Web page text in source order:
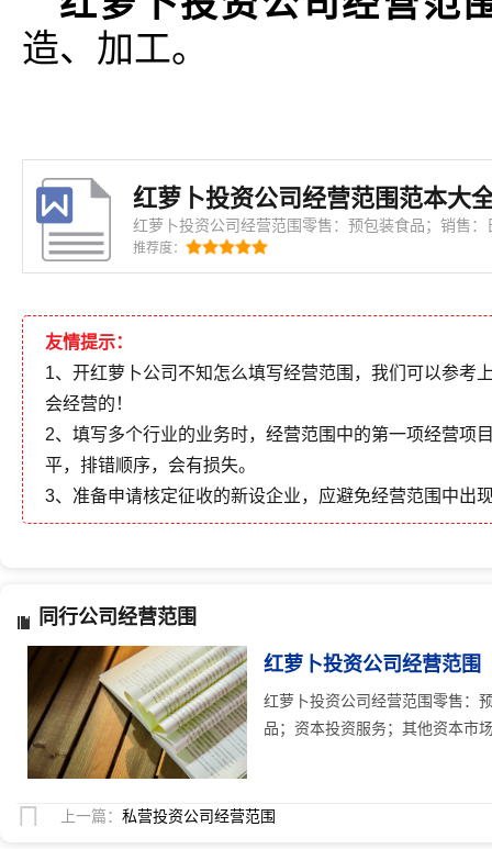
造、加工。
红萝卜投资公司经营范围范本大
红萝卜投资公司经营范围零售：预包装食品；销售
金交电、电子产品；资本投资服务；其他资本市场
服务；超级市场零售；贸易代理。（依法须经批准
推荐度：
友情提示：
1、开红萝卜公司不知怎么填写经营范围，我们可以参考
会经营的！
2、填写多个行业的业务时，经营范围中的第一项经营项
平，排错顺序，会有损失。
3、准备申请核定征收的新设企业，应避免经营范围中出
同行公司经营范围
红萝卜投资公司经营范围
红萝卜投资公司经营范围零售：
品；资本投资服务；其他资本市
上一篇： 私营投资公司经营范围